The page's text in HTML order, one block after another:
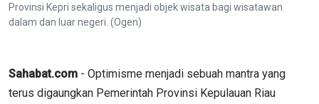
Provinsi Kepri sekaligus menjadi objek wisata bagi wisatawan
dalam dan luar negeri. (Ogen)
Sahabat.com - Optimisme menjadi sebuah mantra yang
terus digaungkan Pemerintah Provinsi Kepulauan Riau